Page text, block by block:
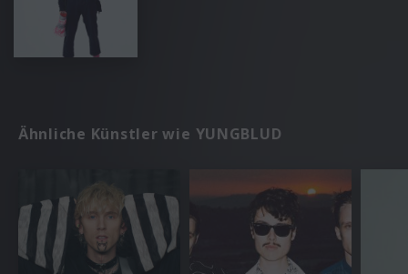
Ähnliche Künstler wie YUNGBLUD